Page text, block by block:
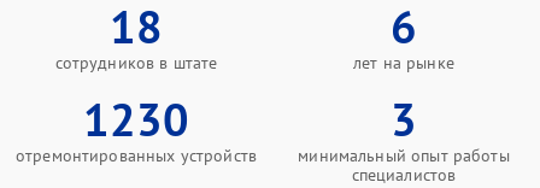
18
сотрудников в штате
6
лет на рынке
1230
отремонтированных устройств
3
минимальный опыт работы
специалистов